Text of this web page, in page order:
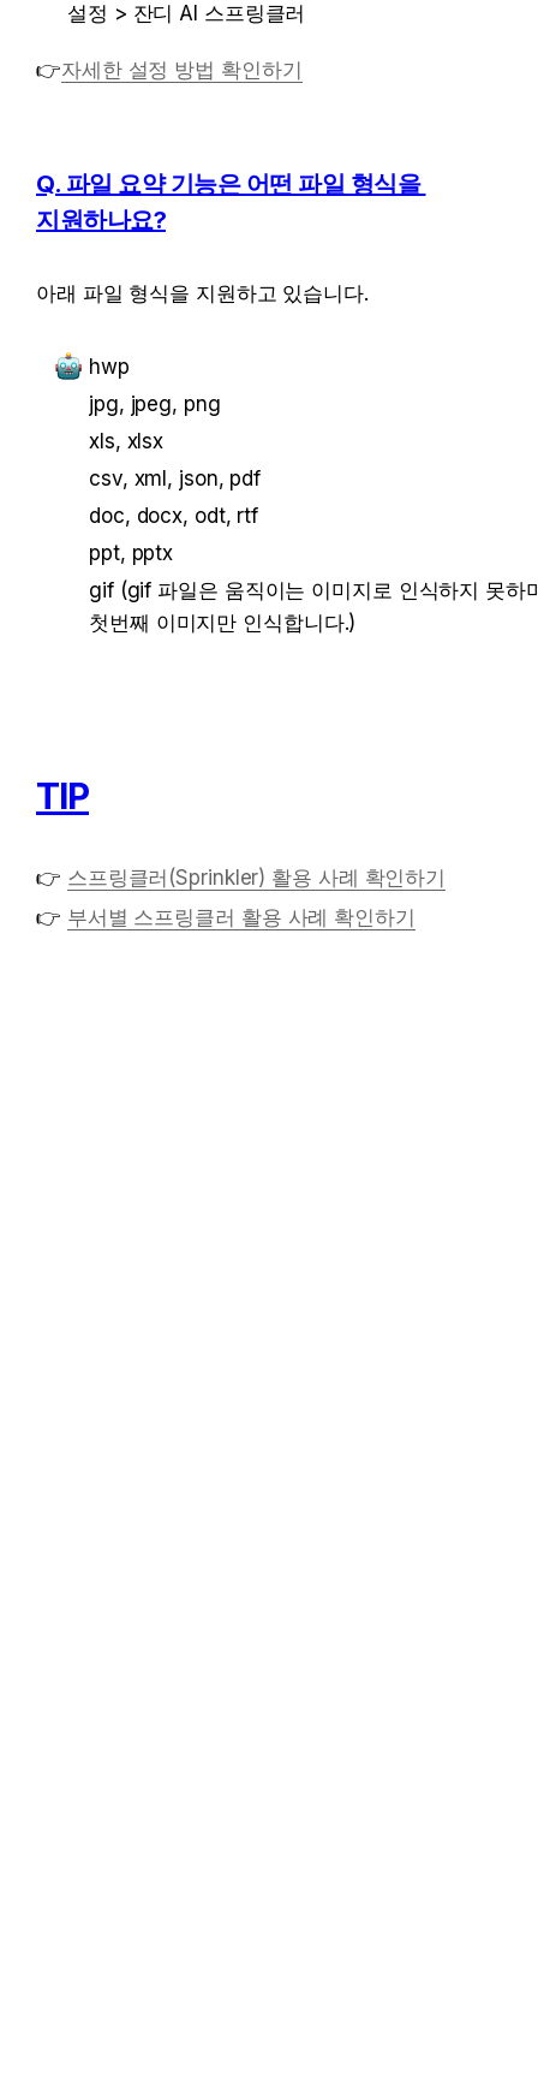
설정 > 잔디 AI 스프링클러
👉자세한 설정 방법 확인하기
Q. 파일 요약 기능은 어떤 파일 형식을
지원하나요?
아래 파일 형식을 지원하고 있습니다.
hwp
jpg, jpeg, png
xls, xlsx
csv, xml, json, pdf
doc, docx, odt, rtf
ppt, pptx
gif (gif 파일은 움직이는 이미지로 인식하지 못하
첫번째 이미지만 인식합니다.)
TIP
👉 스프링클러(Sprinkler) 활용 사례 확인하기
👉 부서별 스프링클러 활용 사례 확인하기